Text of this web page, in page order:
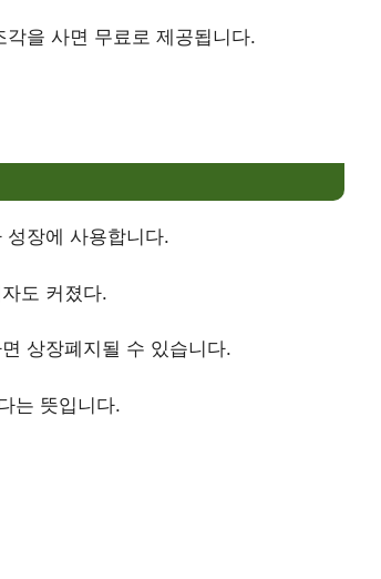
을 사면 무료로 제공됩니다.
장에 사용합니다.
도 커졌다.
상장폐지될 수 있습니다.
는 뜻입니다.